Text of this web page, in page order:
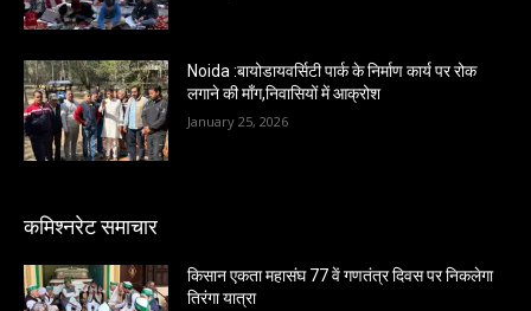
Noida :बायोडायवर्सिटी पार्क के निर्माण कार्य पर रोक
लगाने की माँग,निवासियों में आक्रोश
January 25, 2026
कमिश्नरेट समाचार
किसान एकता महासंघ 77 वें गणतंत्र दिवस पर निकलेगा
तिरंगा यात्रा